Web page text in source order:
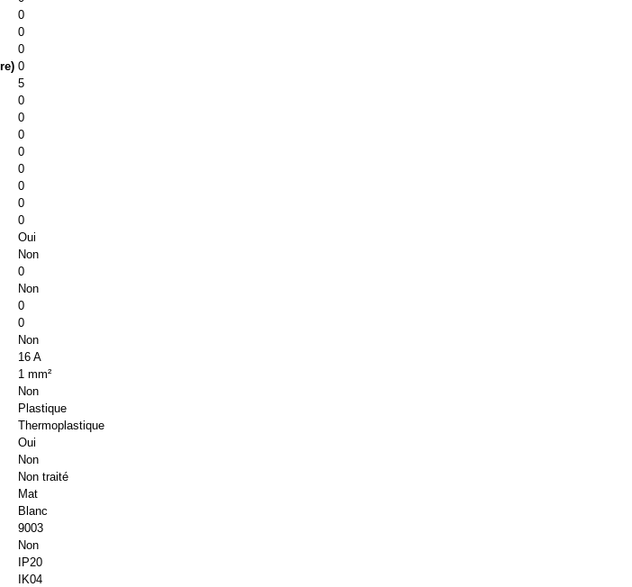
0
0
0
0
5
0
0
0
0
0
0
0
0
Oui
Non
0
Non
0
0
Non
16 A
1 mm²
Non
Plastique
Thermoplastique
Oui
Non
Non traité
Mat
Blanc
9003
Non
IP20
IK04